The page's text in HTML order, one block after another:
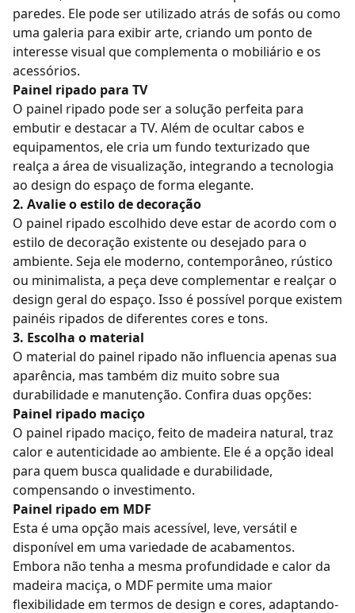
paredes. Ele pode ser utilizado atrás de sofás ou como
uma galeria para exibir arte, criando um ponto de
interesse visual que complementa o mobiliário e os
acessórios.
Painel ripado para TV
O painel ripado pode ser a solução perfeita para
embutir e destacar a TV. Além de ocultar cabos e
equipamentos, ele cria um fundo texturizado que
realça a área de visualização, integrando a tecnologia
ao design do espaço de forma elegante.
2. Avalie o estilo de decoração
O painel ripado escolhido deve estar de acordo com o
estilo de decoração existente ou desejado para o
ambiente. Seja ele moderno, contemporâneo, rústico
ou minimalista, a peça deve complementar e realçar o
design geral do espaço. Isso é possível porque existem
painéis ripados de diferentes cores e tons.
3. Escolha o material
O material do painel ripado não influencia apenas sua
aparência, mas também diz muito sobre sua
durabilidade e manutenção. Confira duas opções:
Painel ripado maciço
O painel ripado maciço, feito de madeira natural, traz
calor e autenticidade ao ambiente. Ele é a opção ideal
para quem busca qualidade e durabilidade,
compensando o investimento.
Painel ripado em MDF
Esta é uma opção mais acessível, leve, versátil e
disponível em uma variedade de acabamentos.
Embora não tenha a mesma profundidade e calor da
madeira maciça, o MDF permite uma maior
flexibilidade em termos de design e cores, adaptando-